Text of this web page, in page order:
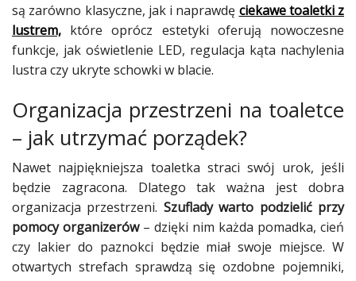
są zarówno klasyczne, jak i naprawdę ciekawe toaletki z
lustrem, które oprócz estetyki oferują nowoczesne
funkcje, jak oświetlenie LED, regulacja kąta nachylenia
lustra czy ukryte schowki w blacie.
Organizacja przestrzeni na toaletce
– jak utrzymać porządek?
Nawet najpiękniejsza toaletka straci swój urok, jeśli
będzie zagracona. Dlatego tak ważna jest dobra
organizacja przestrzeni. Szuflady warto podzielić przy
pomocy organizerów– dzięki nim każda pomadka, cień
czy lakier do paznokci będzie miał swoje miejsce. W
otwartych strefach sprawdzą się ozdobne pojemniki,